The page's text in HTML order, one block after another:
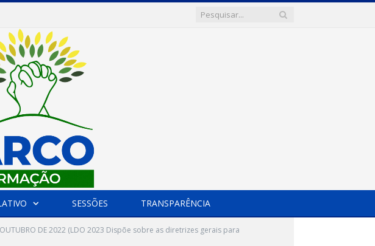
SESSÕES TRANSPARÊNCIA
OUTUBRO DE 2022 (LDO 2023 Dispõe sobre as diretrizes gerais para